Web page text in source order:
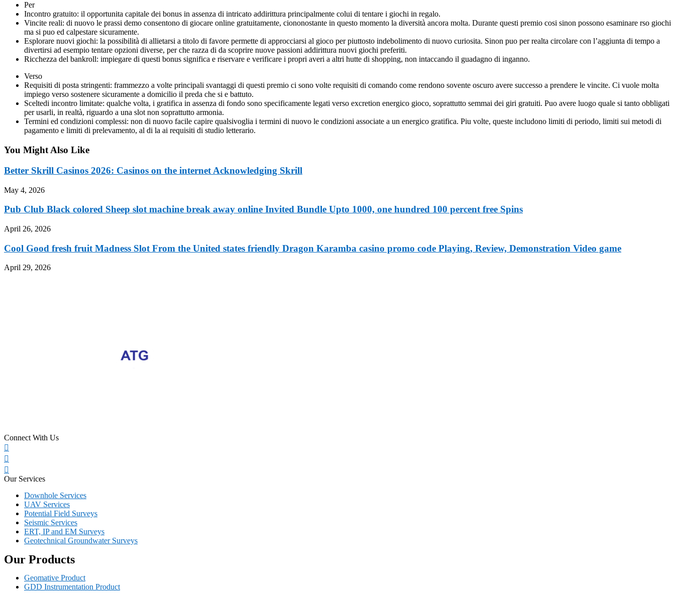
Per
Incontro gratuito: il opportunita capitale dei bonus in assenza di intricato addirittura principalmente colui di tentare i giochi in regalo.
Vincite reali: di nuovo le prassi demo consentono di giocare online gratuitamente, ciononostante in questo momento la diversità ancora molta. Durante questi premio cosi sinon possono esaminare rso giochi
ma si puo ed calpestare sicuramente.
Esplorare nuovi giochi: la possibilità di allietarsi a titolo di favore permette di approcciarsi al gioco per piuttosto indebolimento di nuovo curiosita. Sinon puo per realta circolare con l’aggiunta di tempo a
divertirsi ad esempio tentare opzioni diverse, per che razza di da scoprire nuove passioni addirittura nuovi giochi preferiti.
Ricchezza del bankroll: impiegare di questi bonus significa e riservare e verificare i propri averi a altri hutte di shopping, non intaccando il guadagno di inganno.
Verso
Requisiti di posta stringenti: frammezzo a volte principali svantaggi di questi premio ci sono volte requisiti di comando come rendono sovente oscuro avere successo a prendere le vincite. Ci vuole molta
impiego verso sostenere sicuramente a domicilio il preda che si e battuto.
Sceltedi incontro limitate: qualche volta, i gratifica in assenza di fondo sono specificamente legati verso excretion energico gioco, soprattutto semmai dei giri gratuiti. Puo avere luogo quale si tanto obbligati
per usarli, in realtà, riguardo a una slot non soprattutto armonia.
Termini ed condizioni complessi: non di nuovo facile capire qualsivoglia i termini di nuovo le condizioni associate a un energico gratifica. Piu volte, queste includono limiti di periodo, limiti sui metodi di
pagamento e limiti di prelevamento, al di la ai requisiti di studio letterario.
You Might Also Like
Better Skrill Casinos 2026: Casinos on the internet Acknowledging Skrill
May 4, 2026
Pub Club Black colored Sheep slot machine break away online Invited Bundle Upto 1000, one hundred 100 percent free Spins
April 26, 2026
Cool Good fresh fruit Madness Slot From the United states friendly Dragon Karamba casino promo code Playing, Review, Demonstration Video game
April 29, 2026
Connect With Us
Our Services
Downhole Services
UAV Services
Potential Field Surveys
Seismic Services
ERT, IP and EM Surveys
Geotechnical Groundwater Surveys
Our Products
Geomative Product
GDD Instrumentation Product